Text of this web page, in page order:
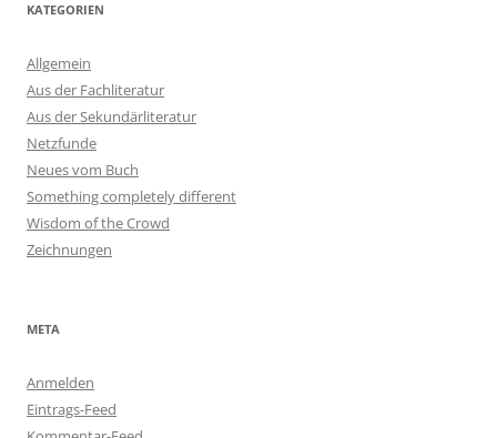
KATEGORIEN
Allgemein
Aus der Fachliteratur
Aus der Sekundärliteratur
Netzfunde
Neues vom Buch
Something completely different
Wisdom of the Crowd
Zeichnungen
META
Anmelden
Eintrags-Feed